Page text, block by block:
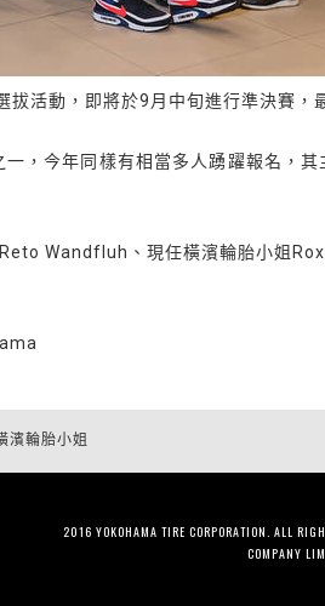
活動，即將於9月中旬進行準決賽，
，今年同樣有相當多人踴躍報名，
Wandfluh、現任橫濱輪胎小姐
濱輪胎小姐
2016 YOKOHAMA TIRE CORPORATION. ALL
COMPANY